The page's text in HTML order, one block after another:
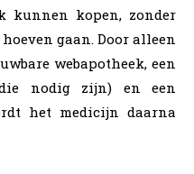
kunnen kopen, zonder
gaan. Door alleen
webapotheek, een
nodig zijn) en een
het medicijn daarna